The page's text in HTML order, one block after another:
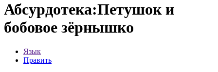
Абсурдотека:Петушок и
бобовое зёрнышко
Язык
Править